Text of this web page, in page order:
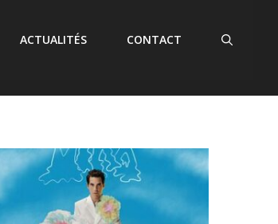
ACTUALITÉS CONTACT